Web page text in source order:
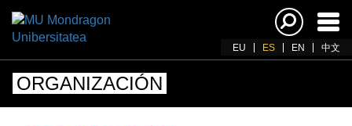
EU ES EN 中文
ORGANIZACIÓN